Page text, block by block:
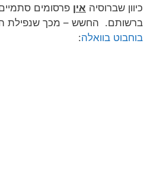
כיוון שברוסיה אין פרסומים
ברשותם. החשש – מכך שנפילת
בוחבוט בוואלה: